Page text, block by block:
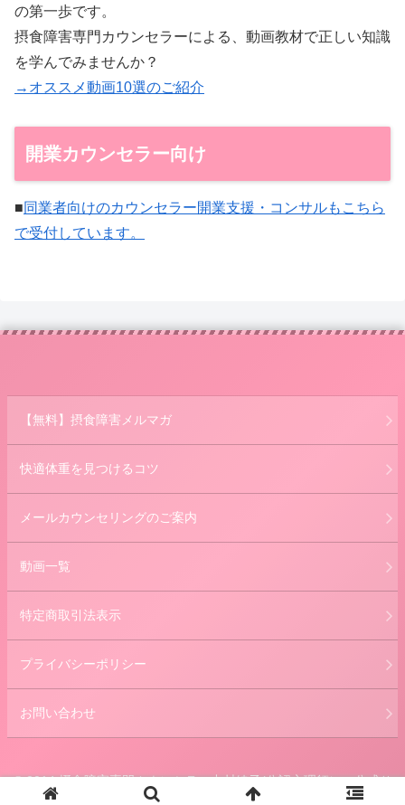
の第一歩です。
摂食障害専門カウンセラーによる、動画教材で正しい知識
を学んでみませんか？
→オススメ動画10選のご紹介
開業カウンセラー向け
■同業者向けのカウンセラー開業支援・コンサルもこちら
で受付しています。
【無料】摂食障害メルマガ
快適体重を見つけるコツ
メールカウンセリングのご案内
動画一覧
特定商取引法表示
プライバシーポリシー
お問い合わせ
© 2014 摂食障害専門カウンセラー中村綾子(公認心理師） 公式サ